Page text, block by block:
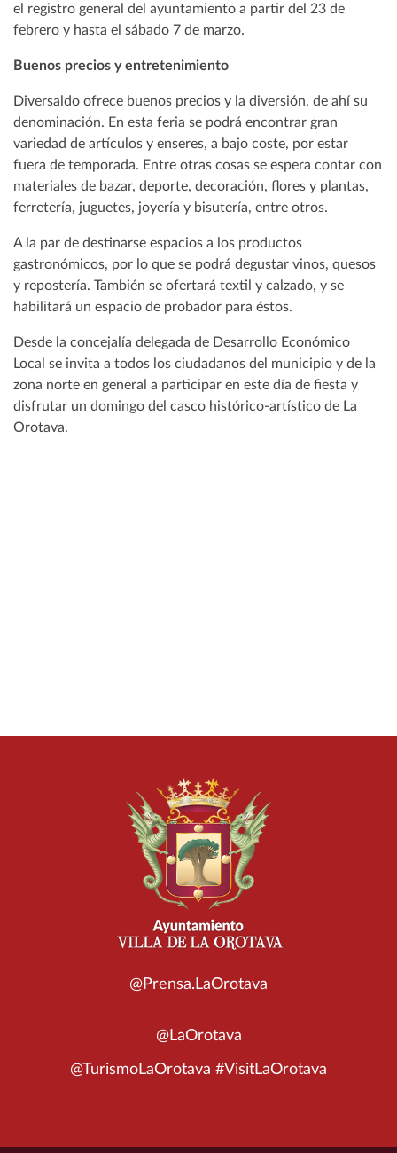
el registro general del ayuntamiento a partir del 23 de
febrero y hasta el sábado 7 de marzo.
Buenos precios y entretenimiento
Diversaldo ofrece buenos precios y la diversión, de ahí su
denominación. En esta feria se podrá encontrar gran
variedad de artículos y enseres, a bajo coste, por estar
fuera de temporada. Entre otras cosas se espera contar con
materiales de bazar, deporte, decoración, flores y plantas,
ferretería, juguetes, joyería y bisutería, entre otros.
A la par de destinarse espacios a los productos
gastronómicos, por lo que se podrá degustar vinos, quesos
y repostería. También se ofertará textil y calzado, y se
habilitará un espacio de probador para éstos.
Desde la concejalía delegada de Desarrollo Económico
Local se invita a todos los ciudadanos del municipio y de la
zona norte en general a participar en este día de fiesta y
disfrutar un domingo del casco histórico-artístico de La
Orotava.
@Prensa.LaOrotava
@LaOrotava
@TurismoLaOrotava #VisitLaOrotava